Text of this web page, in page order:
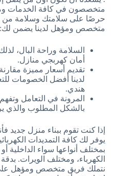
متخصصون في كافة الخدمات
حرصًا على سلامتك وسلامة من
متخصص ومؤهل لدينا يضمن لك:
السلامة وراحة البال،
أمان كهربجي منازل.
تقديم أسعار مميزة
لدينا أفضل الخصومات
هندي.
المرونة في التعامل
بالشكل المطلوب والذي
إذا كنت تقوم ببناء منزل جديد
يوفر لك كافة التمديدات
بمختلف أنواعها سواء الداخلية
الكهرباء، ومختلف الويرات.
نتملك فريق متخصص ومؤهل